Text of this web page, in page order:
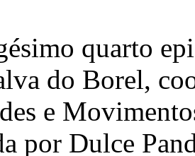
quarto
do Borel,
e
por Dulce